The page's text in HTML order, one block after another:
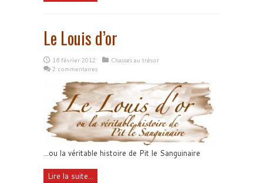
Le Louis d’or
18 février 2012
Chasses au trésor
2 commentaires
...ou la véritable histoire de Pit le Sanguinaire
Lire la suite...